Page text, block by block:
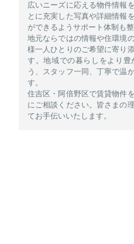
広いニーズに応える物件情報
とに充実した写真や詳細情報
ができるようサポート体制も整
地元ならではの情報や住環境
様一人ひとりのご希望に寄り
す。地域での暮らしをより豊
う、スタッフ一同、丁寧で温
す。
住吉区・阿倍野区で賃貸物件
にご相談ください。皆さまの
てお手伝いいたします。